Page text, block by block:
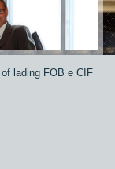
lading FOB e CIF